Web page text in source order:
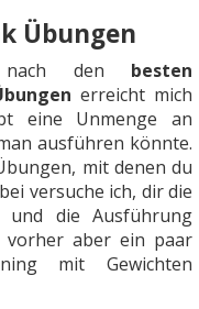
Übungen
den besten
erreicht mich
eine Unmenge an
ausführen könnte.
mit denen du
versuche ich, dir die
und die Ausführung
vorher aber ein paar
mit Gewichten